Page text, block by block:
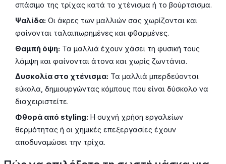
σπάσιμο της τρίχας κατά το χτένισμα ή το βούρτσισμα.
Ψαλίδα: Οι άκρες των μαλλιών σας χωρίζονται και
φαίνονται ταλαιπωρημένες και φθαρμένες.
Θαμπή όψη: Τα μαλλιά έχουν χάσει τη φυσική τους
λάμψη και φαίνονται άτονα και χωρίς ζωντάνια.
Δυσκολία στο χτένισμα: Τα μαλλιά μπερδεύονται
εύκολα, δημιουργώντας κόμπους που είναι δύσκολο να
διαχειριστείτε.
Φθορά από styling: Η συχνή χρήση εργαλείων
θερμότητας ή οι χημικές επεξεργασίες έχουν
αποδυναμώσει την τρίχα.